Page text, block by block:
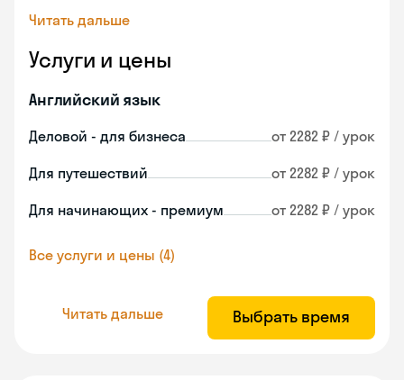
Читать дальше
Услуги и цены
Английский язык
Деловой - для бизнеса от 2282 ₽ / урок
Для путешествий от 2282 ₽ / урок
Для начинающих - премиум от 2282 ₽ / урок
Все услуги и цены (4)
Читать дальше Выбрать время